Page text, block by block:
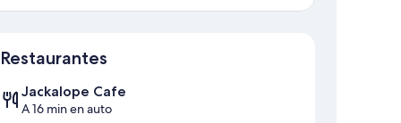
Restaurantes
Jackalope Cafe
A 16 min en auto